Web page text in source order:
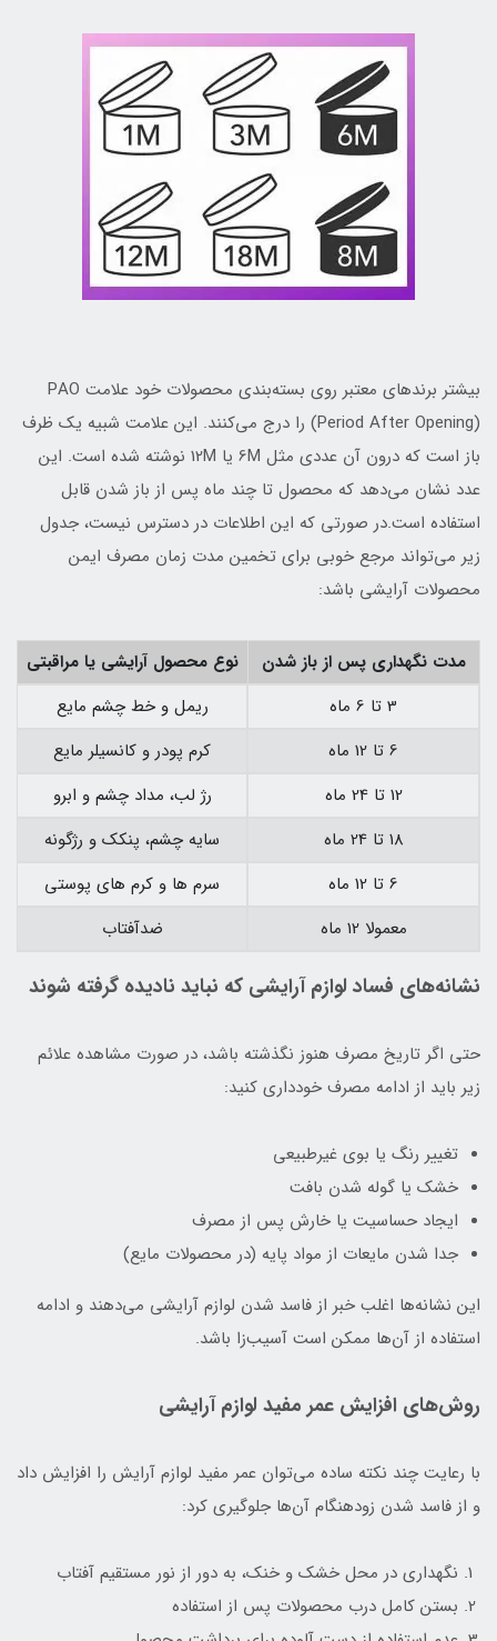
بیشتر برندهای معتبر روی بسته‌بندی محصولات خود علامت PAO
(Period After Opening) را درج می‌کنند. این علامت شبیه یک ظرف
باز است که درون آن عددی مثل 6M یا 12M نوشته شده است. این
عدد نشان می‌دهد که محصول تا چند ماه پس از باز شدن قابل
استفاده است.در صورتی که این اطلاعات در دسترس نیست، جدول
زیر می‌تواند مرجع خوبی برای تخمین مدت زمان مصرف ایمن
محصولات آرایشی باشد:
مدت نگهداری پس از باز شدن
نوع محصول آرایشی یا مراقبتی
3 تا 6 ماه
ریمل و خط چشم مایع
6 تا 12 ماه
کرم پودر و کانسیلر مایع
12 تا 24 ماه
رژ لب، مداد چشم و ابرو
18 تا 24 ماه
سایه چشم، پنکک و رژگونه
6 تا 12 ماه
سرم ها و کرم های پوستی
معمولا 12 ماه
ضدآفتاب
نشانه‌های فساد لوازم آرایشی که نباید نادیده گرفته شوند
حتی اگر تاریخ مصرف هنوز نگذشته باشد، در صورت مشاهده علائم
زیر باید از ادامه مصرف خودداری کنید:
تغییر رنگ یا بوی غیرطبیعی
خشک یا گوله شدن بافت
ایجاد حساسیت یا خارش پس از مصرف
جدا شدن مایعات از مواد پایه (در محصولات مایع)
این نشانه‌ها اغلب خبر از فاسد شدن لوازم آرایشی می‌دهند و ادامه
استفاده از آن‌ها ممکن است آسیب‌زا باشد.
روش‌های افزایش عمر مفید لوازم آرایشی
با رعایت چند نکته ساده می‌توان عمر مفید لوازم آرایش را افزایش داد
و از فاسد شدن زودهنگام آن‌ها جلوگیری کرد:
نگهداری در محل خشک و خنک، به دور از نور مستقیم آفتاب
بستن کامل درب محصولات پس از استفاده